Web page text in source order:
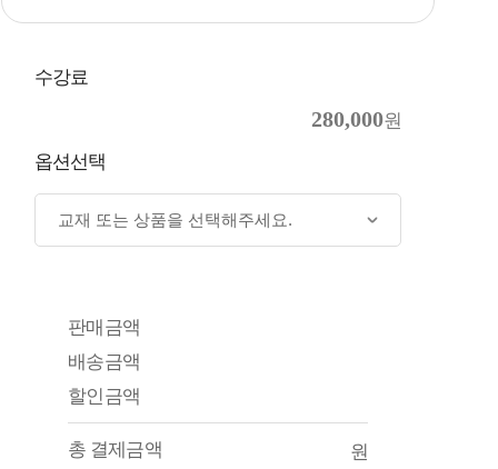
수강료
280,000원
옵션선택
판매금액
배송금액
할인금액
총 결제금액 원